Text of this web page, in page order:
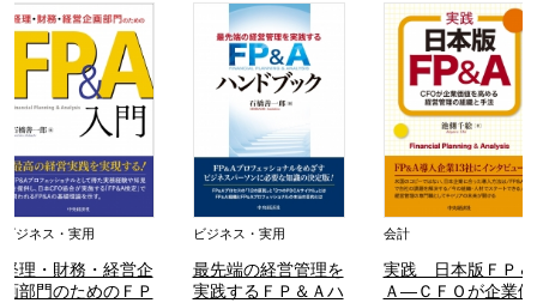
ビジネス・実用
経理・財務・経営企
画部門のためのＦＰ
ビジネス・実用
最先端の経営管理を
実践するＦＰ＆Ａハ
会計
実践 日本版ＦＰ＆
Ａ―ＣＦＯが企業価